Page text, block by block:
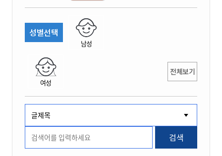
성별선택
남성
여성
전체보기
검색